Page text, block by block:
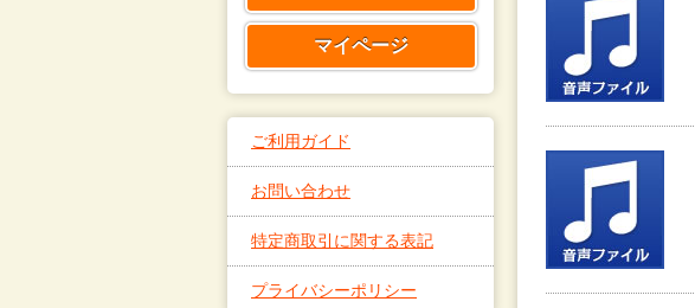
マイページ
ご利用ガイド
お問い合わせ
特定商取引に関する表記
プライバシーポリシー